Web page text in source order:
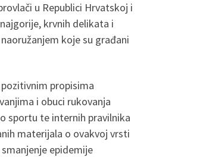
u Republici Hrvatskoj i
krvnih delikata i
koje su građani
propisima
i obuci rukovanja
sportu te internih pravilnika
materijala o ovakvoj vrsti
epidemije